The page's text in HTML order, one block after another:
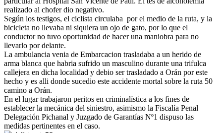
realizado al chofer dio negativo.
Según los testigos, el ciclista circulaba por el medio de la ruta, y la
bicicleta no llevaba ni siquiera un ojo de gato, por lo que el
conductor no tuvo oportunidad de hacer una maniobra para no
llevarlo por delante.
La ambulancia venia de Embarcacion trasladaba a un herido de
arma blanca que habria sufrido un masculino durante una trifulca
callejera en dicha localidad y debio ser trasladado a Orán por este
hecho y es alli donde sucedio este accidente mortal sobre la ruta 50
camino a Orán.
En el lugar trabajaron peritos en criminalística a los fines de
establecer la mecánica del siniestro, asimismo la Fiscalía Penal
Delegación Pichanal y Juzgado de Garantías Nº1 dispuso las
medidas pertinentes en el caso.